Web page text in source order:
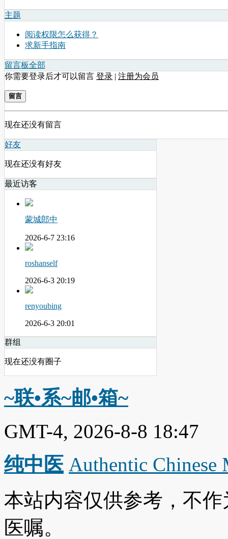
主题
阅读权限怎么获得？
求新手指南
留言板全部
你需要登录后才可以留言 登录 | 注册为会员
留言
现在还没有留言
好友
现在还没有好友
最近访客
蒙城郎中
2026-6-7 23:16
roshanself
2026-6-3 20:19
renyoubing
2026-6-3 20:01
群组
现在还没有圈子
~联•系~邮•箱~
GMT-4, 2026-8-8 18:47
纯中医 Authentic
本站内容仅供参考，不
医嘱。